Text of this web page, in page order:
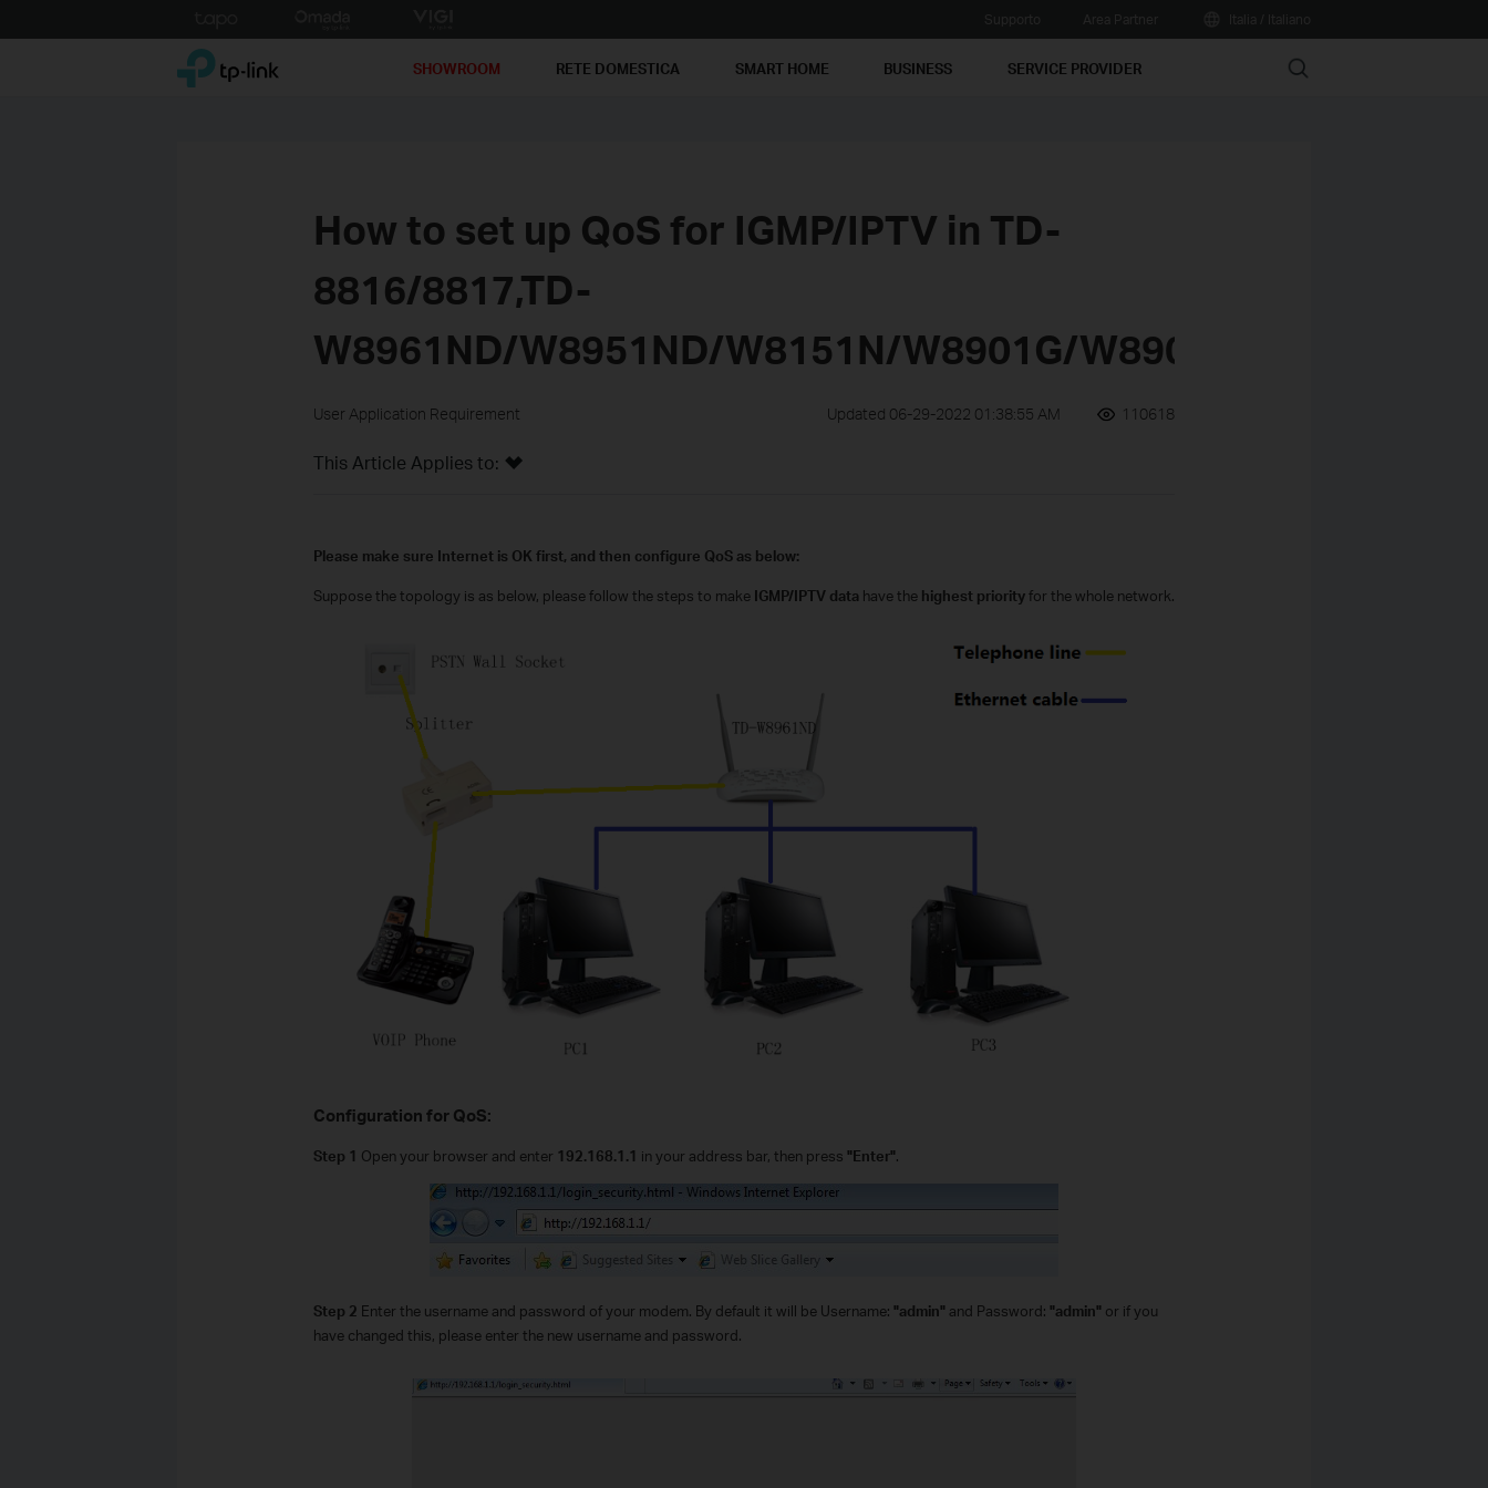
to
TP-Link, Reliably Smart SHOWROOM RETE DOMESTICA SMART HOME BUSINESS SERVICE PROVIDER Search
How to set up QoS for IGMP/IPTV in TD-
8816/8817,TD-
W8961ND/W8951ND/W8151N/W8901G/W8901N
User Application Requirement Updated 06-29-2022 01:38:55 AM 110618
This Article Applies to:
Please make sure Internet is OK first, and then configure QoS as below:
Suppose the topology is as below, please follow the steps to makeIGMP/IPTV data have thehighest priorityfor the whole network.
Configuration for QoS:
Step 1 Open your browser and enter 192.168.1.1 in your address bar, then press "Enter".
Step 2 Enter the username and password of your modem. By default it will be Username: "admin" and Password: "admin" or if you
have changed this, please enter the new username and password.